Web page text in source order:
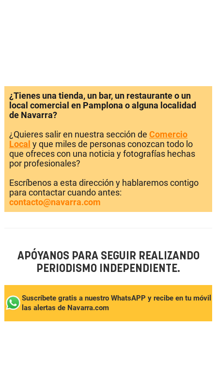
¿Tienes una tienda, un bar, un restaurante o un
local comercial en Pamplona o alguna localidad
de Navarra?
¿Quieres salir en nuestra sección de Comercio
Local y que miles de personas conozcan todo lo
que ofreces con una noticia y fotografías hechas
por profesionales?
Escríbenos a esta dirección y hablaremos contigo
para contactar cuando antes:
contacto@navarra.com
APÓYANOS PARA SEGUIR REALIZANDO
PERIODISMO INDEPENDIENTE.
Suscríbete gratis a nuestro WhatsAPP y recibe en tu móvil
las alertas de Navarra.com